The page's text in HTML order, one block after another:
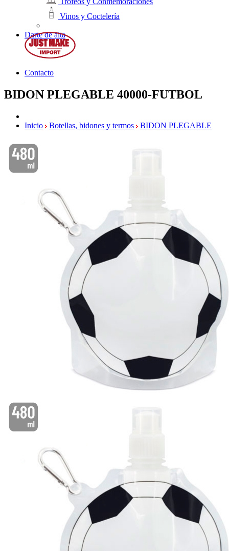
Vinos y Coctelería
Darte de alta
Contacto
BIDON PLEGABLE 40000-FUTBOL
Inicio Botellas, bidones y termos BIDON PLEGABLE